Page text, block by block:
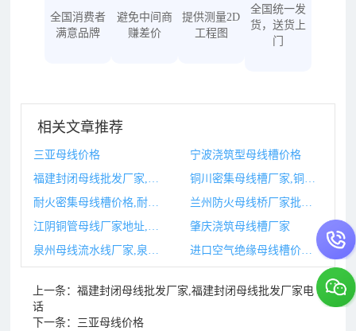
全国消费者
满意品牌
避免中间商
赚差价
提供测量2D
工程图
全国统一发
货，送货上
门
相关文章推荐
三亚母线价格
宁波浇筑型母线槽价格
肇庆浇筑母线槽厂家
进口空气绝缘母线槽价格,空气绝缘母线槽与密集型母线槽
上一条：福建封闭母线批发厂家,福建封闭母线批发厂家电
话
下一条： 三亚母线价格